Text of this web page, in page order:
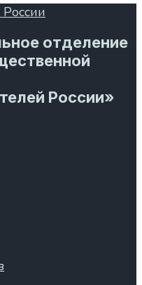
отделение
России»